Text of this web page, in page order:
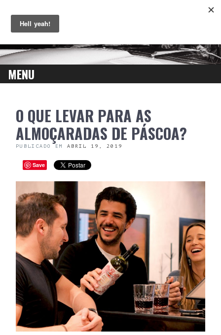
MENU
CONTENTO QUE LEVAR PARA AS
ALMOÇARADAS DE PÁSCOA?
PUBLICADO EM ABRIL 19, 2019
Save